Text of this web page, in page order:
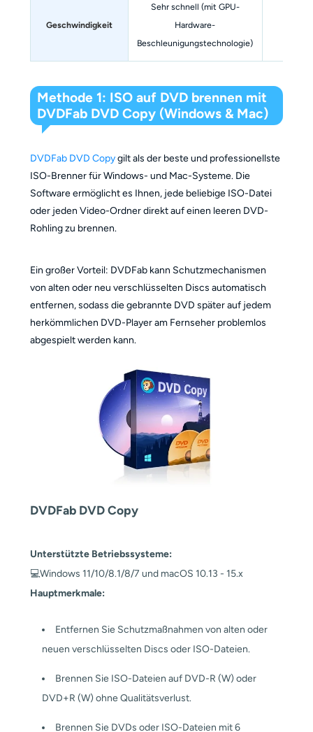
Geschwindigkeit
Sehr schnell (mit GPU-
Hardware-
Beschleunigungstechnologie)
Methode 1: ISO auf DVD brennen mit
DVDFab DVD Copy (Windows & Mac)
DVDFab DVD Copygilt als der beste und professionellste
ISO-Brenner für Windows- und Mac-Systeme. Die
Software ermöglicht es Ihnen, jede beliebige ISO-Datei
oder jeden Video-Ordner direkt auf einen leeren DVD-
Rohling zu brennen.
Ein großer Vorteil: DVDFab kann Schutzmechanismen
von alten oder neu verschlüsselten Discs automatisch
entfernen, sodass die gebrannte DVD später auf jedem
herkömmlichen DVD-Player am Fernseher problemlos
abgespielt werden kann.
DVDFab DVD Copy
Unterstützte Betriebssysteme:
💻Windows 11/10/8.1/8/7 und macOS 10.13 - 15.x
Hauptmerkmale:
Entfernen Sie Schutzmaßnahmen von alten oder
neuen verschlüsselten Discs oder ISO-Dateien.
Brennen Sie ISO-Dateien auf DVD-R (W) oder
DVD+R (W) ohne Qualitätsverlust.
Brennen Sie DVDs oder ISO-Dateien mit 6